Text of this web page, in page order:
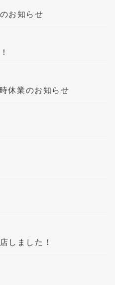
お知らせ
業のお知らせ
しました！